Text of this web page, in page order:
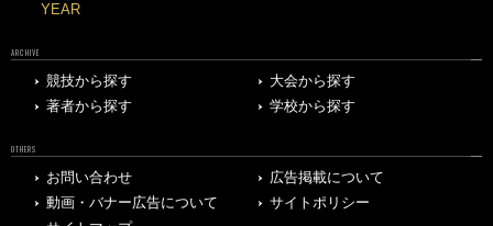
YEAR
ARCHIVE
競技から探す
大会から探す
著者から探す
学校から探す
OTHERS
お問い合わせ
広告掲載について
動画・バナー広告について
サイトポリシー